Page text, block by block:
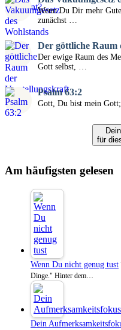
Wenn Du Dir mehr
zunächst …
Der göttliche
Der ewige Raum des
Gott selbst, …
Psalm 63:2
Gott, Du bist mein
für
Am häufigsten gelesen
Wenn Du nicht genug tust
Dinge." Hinter dem…
Dein